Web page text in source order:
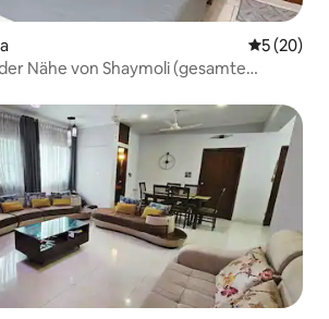
5 (20)
Nähe von Shaymoli (gesamte